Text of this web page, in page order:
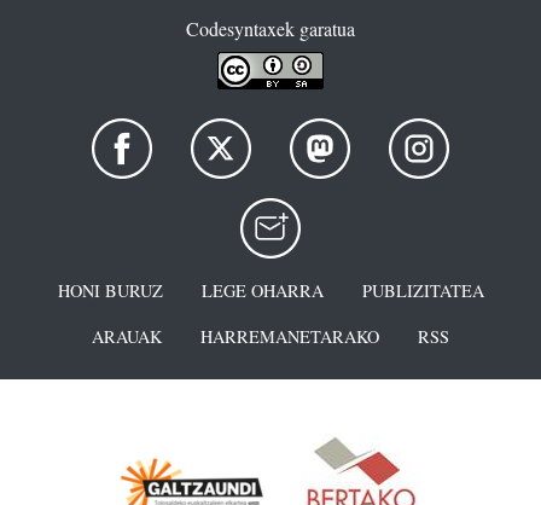
Codesyntaxek garatua
HONI BURUZ LEGE OHARRA
PUBLIZITATEA
ARAUAK
HARREMANETARAKO RSS